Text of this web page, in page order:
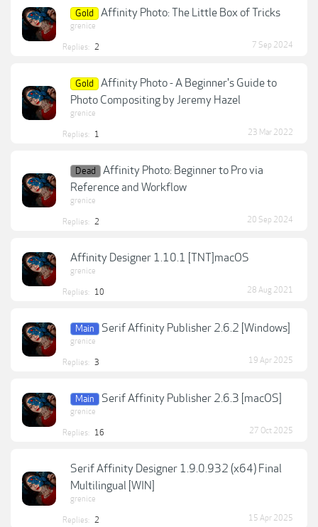
Gold Affinity Photo: The Little Box of Tricks
grenice
Replies: 2 7 Sep 2024
Gold
Affinity Photo - A Beginner's Guide to
Photo Compositing by Jeremy Hazel
grenice
Replies: 1 23 Mar 2022
Dead
Affinity Photo: Beginner to Pro via
Reference and Workflow
grenice
Replies: 2 20 Sep 2024
Affinity Designer 1.10.1 [TNT]macOS
grenice
Replies: 10 28 Aug 2021
Main Serif Affinity Publisher 2.6.2 [Windows]
grenice
Replies: 3 19 Apr 2025
Main Serif Affinity Publisher 2.6.3 [macOS]
grenice
Replies: 16 27 Oct 2025
Serif Affinity Designer 1.9.0.932 (x64) Final
Multilingual [WIN]
grenice
Replies: 2 15 Apr 2025